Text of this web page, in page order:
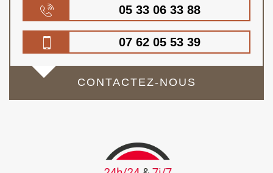
05 33 06 33 88
07 62 05 53 39
CONTACTEZ-NOUS